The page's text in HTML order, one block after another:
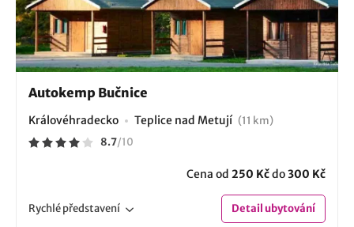
Autokemp Bučnice
Královéhradecko Teplice nad Metují (11 km)
8.7/10
Cena od 250 Kčdo300 Kč
Rychlépředstavení Detailubytování